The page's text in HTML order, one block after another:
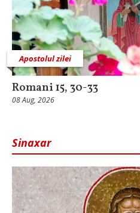
Apostolul zilei
Romani 15, 30-33
08 Aug, 2026
Sinaxar